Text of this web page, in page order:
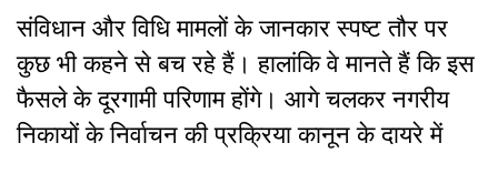
संविधान और विधि मामलों के जानकार स्पष्ट तौर पर
कुछ भी कहने से बच रहे हैं। हालांकि वे मानते हैं कि इस
फैसले के दूरगामी परिणाम होंगे। आगे चलकर नगरीय
निकायों के निर्वाचन की प्रक्रिया कानून के दायरे में